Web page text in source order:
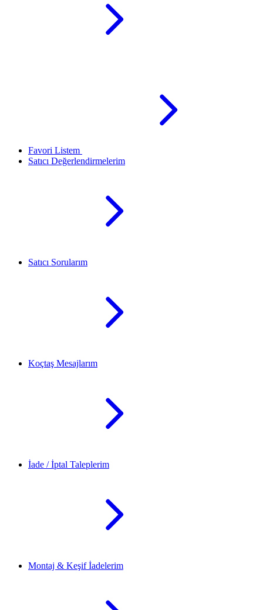
Favori Listem
Satıcı Değerlendirmelerim
Satıcı Sorularım
Koçtaş Mesajlarım
İade / İptal Taleplerim
Montaj & Keşif İadelerim